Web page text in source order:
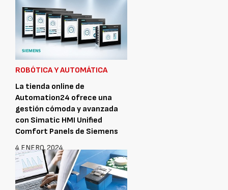
ROBÓTICA Y AUTOMÁTICA
La tienda online de
Automation24 ofrece una
gestión cómoda y avanzada
con Simatic HMI Unified
Comfort Panels de Siemens
4 ENERO, 2024